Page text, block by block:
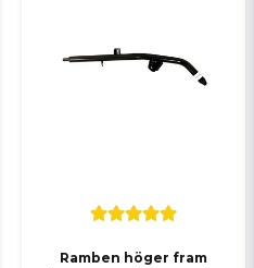
Ramben höger fram